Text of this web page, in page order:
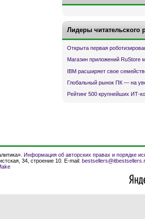
Лидеры читательского
Открыта первая
Магазин приложений RuStore
IBM расширяет свое
Глобальный рынок ПК — на
Рейтинг 500 крупнейших ИТ-
Информация об авторских правах и порядке
34, строение 10. E-mail: